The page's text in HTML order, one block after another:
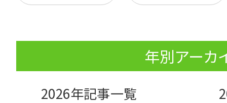
年別アーカ
2026年記事一覧